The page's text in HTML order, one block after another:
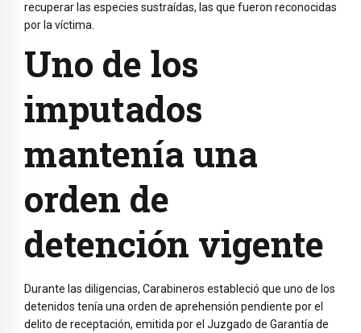
recuperar las especies sustraídas, las que fueron reconocidas
por la víctima.
Uno de los
imputados
mantenía una
orden de
detención vigente
Durante las diligencias, Carabineros estableció que uno de los
detenidos tenía una orden de aprehensión pendiente por el
delito de receptación, emitida por el Juzgado de Garantía de